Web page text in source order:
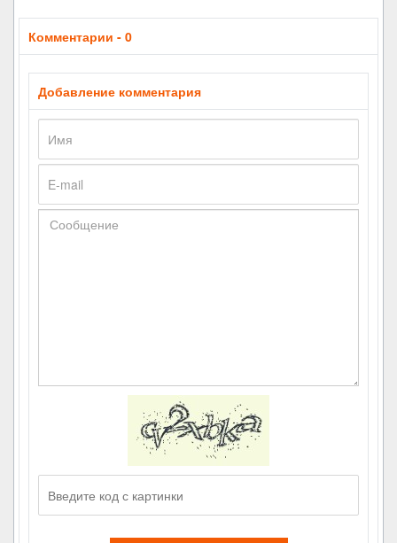
Комментарии - 0
Добавление комментария